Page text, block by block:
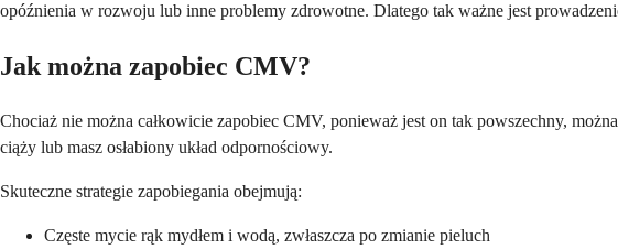
opóźnienia w rozwoju lub inne problemy zdrowotne. Dlatego tak ważne jest
Jak można zapobiec CMV?
Chociaż nie można całkowicie zapobiec CMV, ponieważ jest on tak powszechny,
ciąży lub masz osłabiony układ odpornościowy.
Skuteczne strategie zapobiegania obejmują:
Częste mycie rąk mydłem i wodą, zwłaszcza po zmianie pieluch